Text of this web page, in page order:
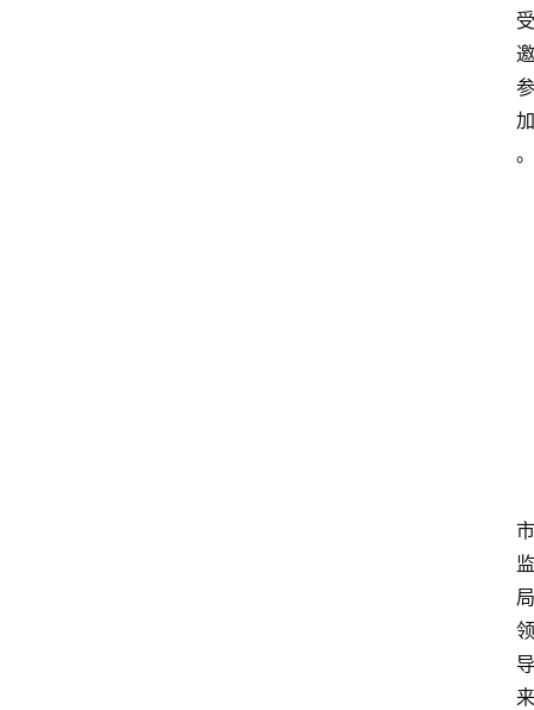
受
邀
参
加
。
市
监
局
领
导
来